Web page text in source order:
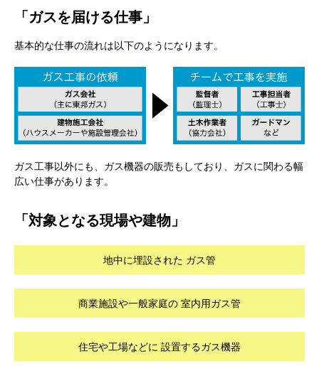
「ガスを届ける仕事」
基本的な仕事の流れは以下のようになります。
ガス工事以外にも、ガス機器の販売もしており、ガスに関わる幅
広い仕事があります。
「対象となる現場や建物」
地中に埋設された ガス管
商業施設や一般家庭の 室内用ガス管
住宅や工場などに 設置するガス機器